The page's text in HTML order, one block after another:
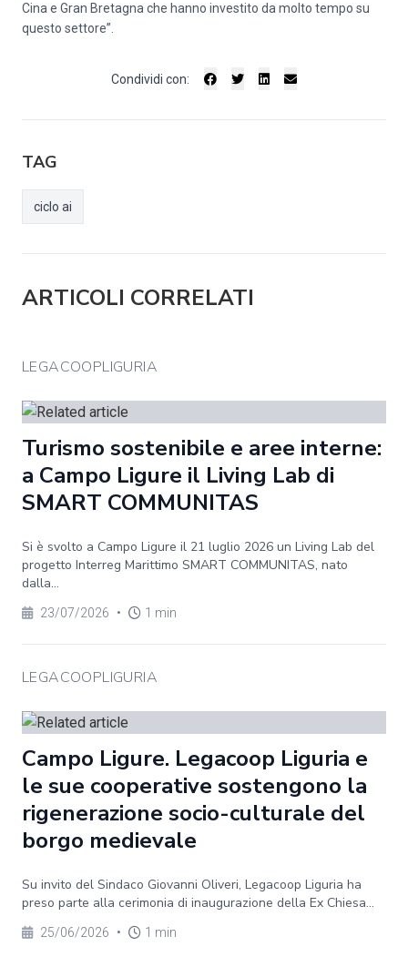
Cina e Gran Bretagna che hanno investito da molto tempo su
questo settore”.
Condividi con:
TAG
ciclo ai
ARTICOLI CORRELATI
LEGACOOPLIGURIA
Turismo sostenibile e aree interne:
a Campo Ligure il Living Lab di
SMART COMMUNITAS
Si è svolto a Campo Ligure il 21 luglio 2026 un Living Lab del
progetto Interreg Marittimo SMART COMMUNITAS, nato
dalla...
23/07/2026 • 1 min
LEGACOOPLIGURIA
Campo Ligure. Legacoop Liguria e
le sue cooperative sostengono la
rigenerazione socio-culturale del
borgo medievale
Su invito del Sindaco Giovanni Oliveri, Legacoop Liguria ha
preso parte alla cerimonia di inaugurazione della Ex Chiesa...
25/06/2026 • 1 min